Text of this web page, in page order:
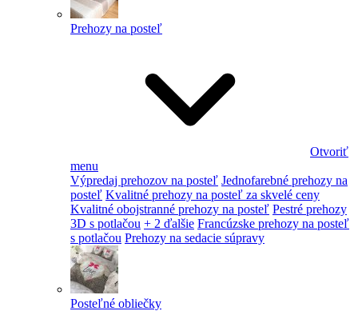
Prehozy na posteľ
Otvoriť
menu
Výpredaj prehozov na posteľ Jednofarebné prehozy na
posteľ Kvalitné prehozy na posteľ za skvelé ceny
Kvalitné obojstranné prehozy na posteľ Pestré prehozy
3D s potlačou + 2 ďalšie Francúzske prehozy na posteľ
s potlačou Prehozy na sedacie súpravy
Posteľné obliečky